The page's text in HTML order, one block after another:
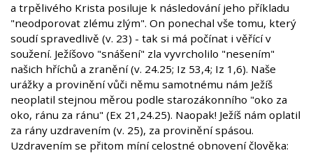
a trpělivého Krista posiluje k následování jeho příkladu
"neodporovat zlému zlým". On ponechal vše tomu, který
soudí spravedlivě (v. 23) - tak si má počínat i věřící v
soužení. Ježíšovo "snášení" zla vyvrcholilo "nesením"
našich hříchů a zranění (v. 24.25; Iz 53,4; Iz 1,6). Naše
urážky a provinění vůči němu samotnému nám Ježíš
neoplatil stejnou měrou podle starozákonního "oko za
oko, ránu za ránu" (Ex 21,24.25). Naopak! Ježíš nám oplatil
za rány uzdravením (v. 25), za provinění spásou.
Uzdravením se přitom míní celostné obnovení člověka: